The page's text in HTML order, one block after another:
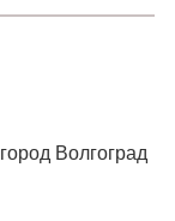
город Волгоград